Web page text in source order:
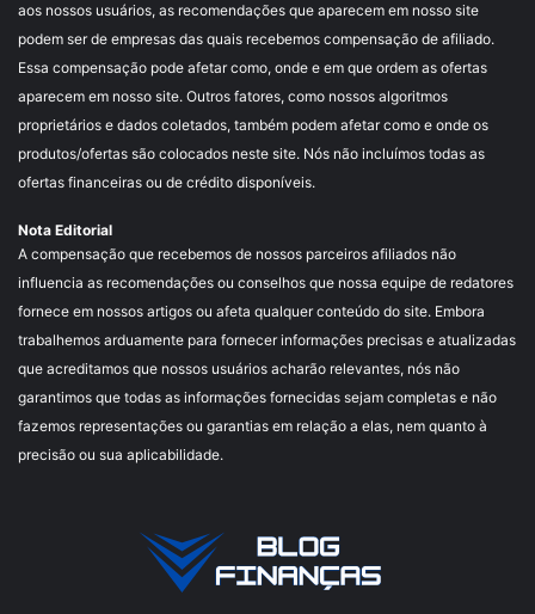
aos nossos usuários, as recomendações que aparecem em nosso site
podem ser de empresas das quais recebemos compensação de afiliado.
Essa compensação pode afetar como, onde e em que ordem as ofertas
aparecem em nosso site. Outros fatores, como nossos algoritmos
proprietários e dados coletados, também podem afetar como e onde os
produtos/ofertas são colocados neste site. Nós não incluímos todas as
ofertas financeiras ou de crédito disponíveis.
Nota Editorial
A compensação que recebemos de nossos parceiros afiliados não
influencia as recomendações ou conselhos que nossa equipe de redatores
fornece em nossos artigos ou afeta qualquer conteúdo do site. Embora
trabalhemos arduamente para fornecer informações precisas e atualizadas
que acreditamos que nossos usuários acharão relevantes, nós não
garantimos que todas as informações fornecidas sejam completas e não
fazemos representações ou garantias em relação a elas, nem quanto à
precisão ou sua aplicabilidade.